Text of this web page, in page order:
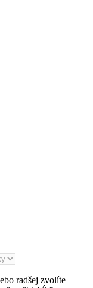
radšej zvolíte